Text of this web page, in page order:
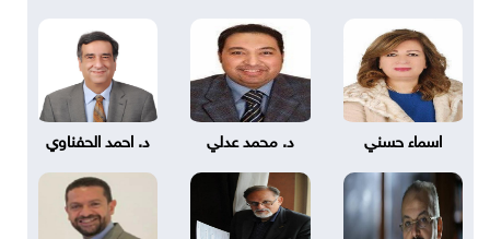
اسماء حسني د. محمد عدلي د. احمد الحفناوي